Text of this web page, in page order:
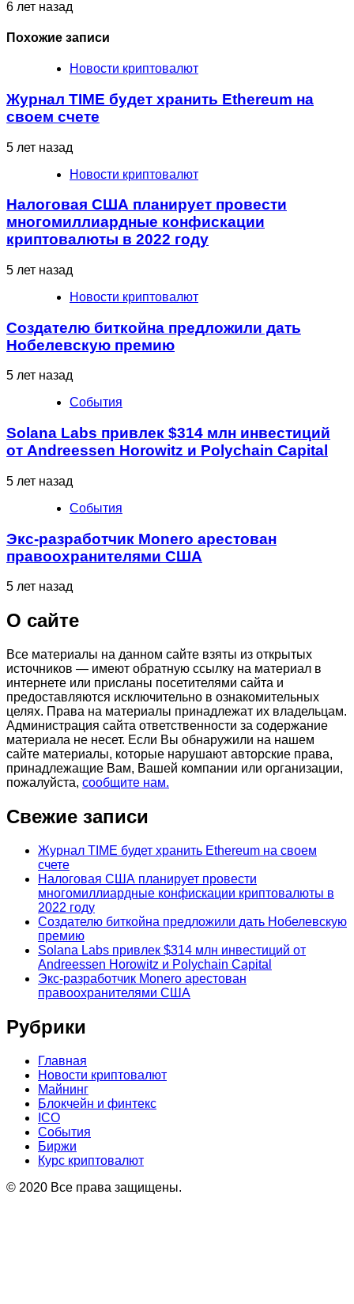
6 лет назад
Похожие записи
Новости криптовалют
Журнал TIME будет хранить Ethereum на
своем счете
5 лет назад
Новости криптовалют
Налоговая США планирует провести
многомиллиардные конфискации
криптовалюты в 2022 году
5 лет назад
Новости криптовалют
Создателю биткойна предложили дать
Нобелевскую премию
5 лет назад
События
Solana Labs привлек $314 млн инвестиций
от Andreessen Horowitz и Polychain Capital
5 лет назад
События
Экс-разработчик Monero арестован
правоохранителями США
5 лет назад
О сайте
Все материалы на данном сайте взяты из открытых
источников — имеют обратную ссылку на материал в
интернете или присланы посетителями сайта и
предоставляются исключительно в ознакомительных
целях. Права на материалы принадлежат их владельцам.
Администрация сайта ответственности за содержание
материала не несет. Если Вы обнаружили на нашем
сайте материалы, которые нарушают авторские права,
принадлежащие Вам, Вашей компании или организации,
пожалуйста, сообщите нам.
Свежие записи
Журнал TIME будет хранить Ethereum на своем
счете
Налоговая США планирует провести
многомиллиардные конфискации криптовалюты в
2022 году
Создателю биткойна предложили дать Нобелевскую
премию
Solana Labs привлек $314 млн инвестиций от
Andreessen Horowitz и Polychain Capital
Экс-разработчик Monero арестован
правоохранителями США
Рубрики
Главная
Новости криптовалют
Майнинг
Блокчейн и финтекс
ICO
События
Биржи
Курс криптовалют
© 2020 Все права защищены.